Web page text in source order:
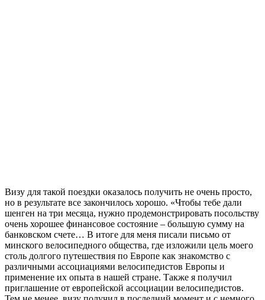
Визу для такой поездки оказалось получить не очень просто,
но в результате все закончилось хорошо. «Чтобы тебе дали
шенген на три месяца, нужно продемонстрировать посольству
очень хорошее финансовое состояние – большую сумму на
банковском счете… В итоге для меня писали письмо от
минского велосипедного общества, где изложили цель моего
столь долгого путешествия по Европе как знакомство с
различными ассоциациями велосипедистов Европы и
применение их опыта в нашей стране. Также я получил
приглашение от европейской ассоциации велосипедистов.